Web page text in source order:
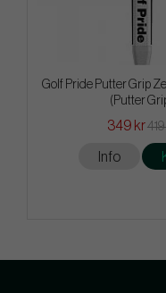
Golf Pride Putter Grip
(Putter
349 kr
Info